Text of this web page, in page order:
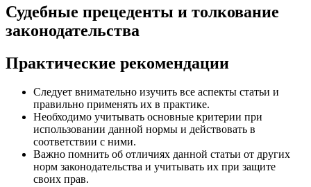
Судебные прецеденты и толкование
законодательства
Практические рекомендации
Следует внимательно изучить все аспекты статьи и
правильно применять их в практике.
Необходимо учитывать основные критерии при
использовании данной нормы и действовать в
соответствии с ними.
Важно помнить об отличиях данной статьи от других
норм законодательства и учитывать их при защите
своих прав.